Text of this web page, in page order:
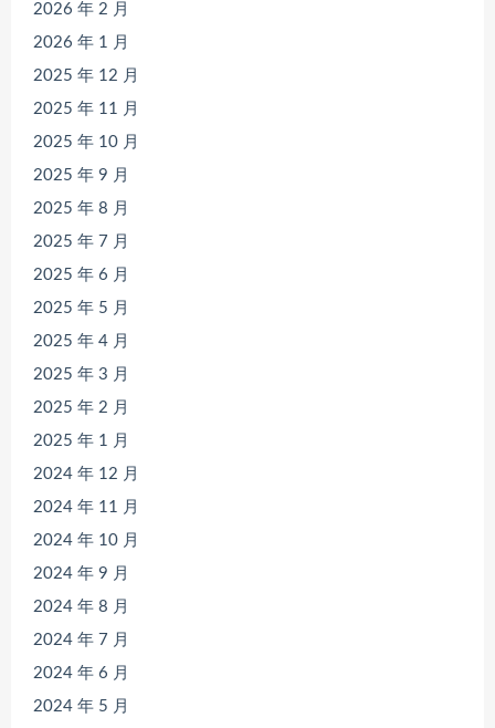
2026 年 2 月
2026 年 1 月
2025 年 12 月
2025 年 11 月
2025 年 10 月
2025 年 9 月
2025 年 8 月
2025 年 7 月
2025 年 6 月
2025 年 5 月
2025 年 4 月
2025 年 3 月
2025 年 2 月
2025 年 1 月
2024 年 12 月
2024 年 11 月
2024 年 10 月
2024 年 9 月
2024 年 8 月
2024 年 7 月
2024 年 6 月
2024 年 5 月